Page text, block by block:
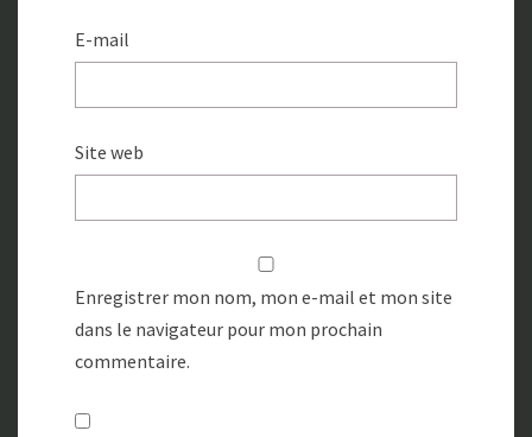
E-mail
Site web
Enregistrer mon nom, mon e-mail et mon site
dans le navigateur pour mon prochain
commentaire.